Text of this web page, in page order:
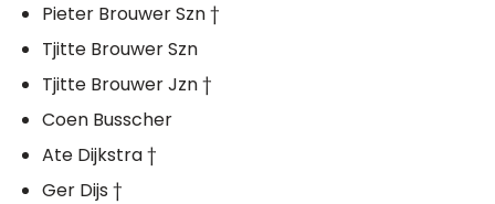
Pieter Brouwer Szn †
Tjitte Brouwer Szn
Tjitte Brouwer Jzn †
Coen Busscher
Ate Dijkstra †
Ger Dijs †